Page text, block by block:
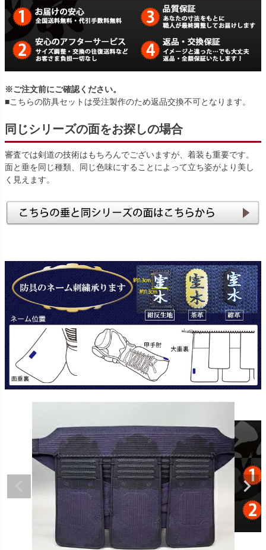
※ご注文前にご確認ください。
■こちらの防具セットは受注製作のため返品交換不可となります。
同じシリーズの面をお探しの場合
審査では剣道の技術はもちろんでございますが、着装も重要です。
面と垂を同じ種類、同じ色味にすることによって立ち姿がより美し
く見えます。